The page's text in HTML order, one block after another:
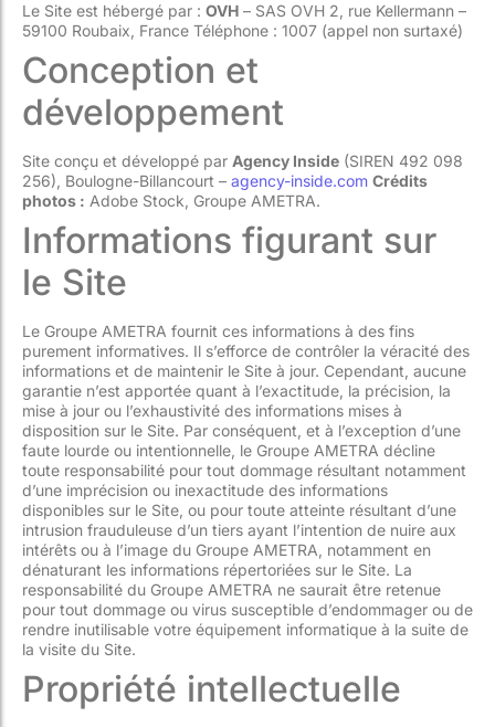
Le Site est hébergé par : OVH – SAS OVH 2, rue Kellermann –
59100 Roubaix, France Téléphone : 1007 (appel non surtaxé)
Conception et
développement
Site conçu et développé par Agency Inside (SIREN 492 098
256), Boulogne-Billancourt – agency-inside.com Crédits
photos : Adobe Stock, Groupe AMETRA.
Informations figurant sur
le Site
Le Groupe AMETRA fournit ces informations à des fins
purement informatives. Il s’efforce de contrôler la véracité des
informations et de maintenir le Site à jour. Cependant, aucune
garantie n’est apportée quant à l’exactitude, la précision, la
mise à jour ou l’exhaustivité des informations mises à
disposition sur le Site. Par conséquent, et à l’exception d’une
faute lourde ou intentionnelle, le Groupe AMETRA décline
toute responsabilité pour tout dommage résultant notamment
d’une imprécision ou inexactitude des informations
disponibles sur le Site, ou pour toute atteinte résultant d’une
intrusion frauduleuse d’un tiers ayant l’intention de nuire aux
intérêts ou à l’image du Groupe AMETRA, notamment en
dénaturant les informations répertoriées sur le Site. La
responsabilité du Groupe AMETRA ne saurait être retenue
pour tout dommage ou virus susceptible d’endommager ou de
rendre inutilisable votre équipement informatique à la suite de
la visite du Site.
Propriété intellectuelle